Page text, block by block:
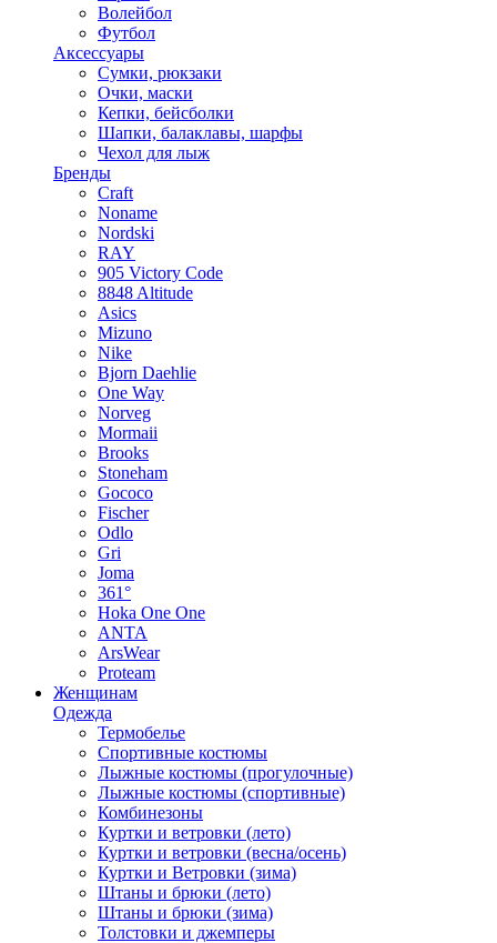
Волейбол
Футбол
Аксессуары
Сумки, рюкзаки
Очки, маски
Кепки, бейсболки
Шапки, балаклавы, шарфы
Чехол для лыж
Бренды
Craft
Noname
Nordski
RAY
905 Victory Code
8848 Altitude
Asics
Mizuno
Nike
Bjorn Daehlie
One Way
Norveg
Mormaii
Brooks
Stoneham
Gococo
Fischer
Odlo
Gri
Joma
361°
Hoka One One
ANTA
ArsWear
Proteam
Женщинам
Одежда
Термобелье
Спортивные костюмы
Лыжные костюмы (прогулочные)
Лыжные костюмы (спортивные)
Комбинезоны
Куртки и ветровки (лето)
Куртки и ветровки (весна/осень)
Куртки и Ветровки (зима)
Штаны и брюки (лето)
Штаны и брюки (зима)
Толстовки и джемперы